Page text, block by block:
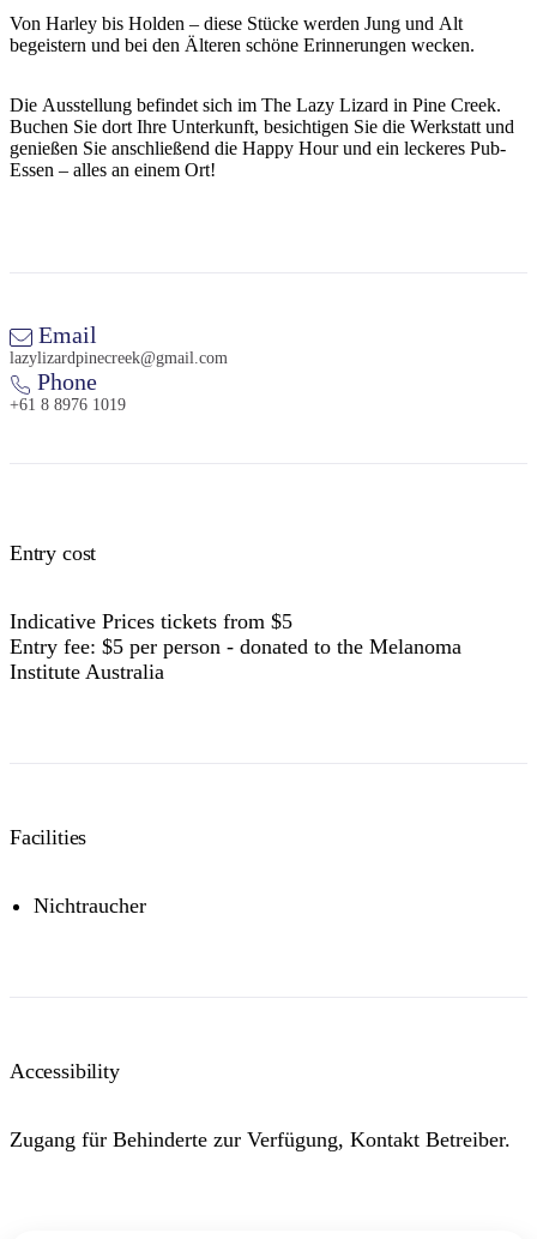
Sign
up
Von Harley bis Holden – diese Stücke werden Jung und Alt
begeistern und bei den Älteren schöne Erinnerungen wecken.
Die Ausstellung befindet sich im The Lazy Lizard in Pine Creek.
Buchen Sie dort Ihre Unterkunft, besichtigen Sie die Werkstatt und
genießen Sie anschließend die Happy Hour und ein leckeres Pub-
Essen – alles an einem Ort!
Email
lazylizardpinecreek@gmail.com
Phone
+61 8 8976 1019
Entry cost
Indicative Prices tickets from $5
Entry fee: $5 per person - donated to the Melanoma
Institute Australia
Facilities
Nichtraucher
Accessibility
Zugang für Behinderte zur Verfügung, Kontakt Betreiber.